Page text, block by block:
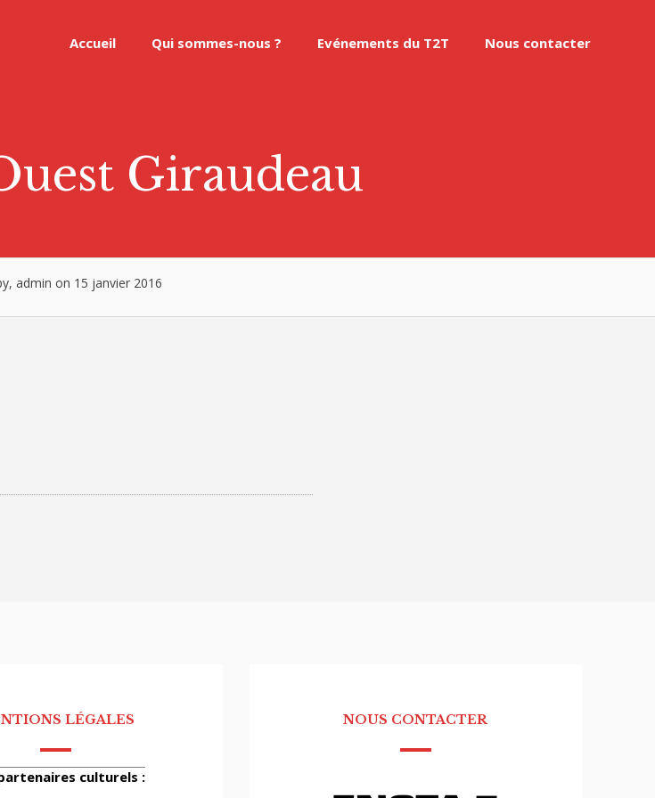
Accueil Qui sommes-nous ? Evénements du T2T Nous contacter
Giraudeau
admin on 15 janvier 2016
LÉGALES
culturels :
NOUS CONTACTER